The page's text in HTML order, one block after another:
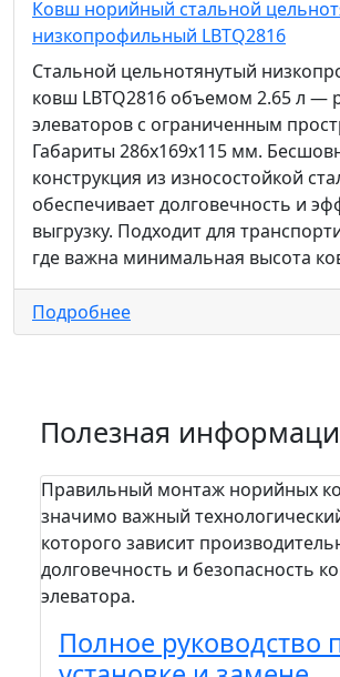
Ковш норийный стальной
низкопрофильный LBTQ2816
Стальной цельнотянутый
ковш LBTQ2816 объемом 2.65 л —
элеваторов с ограниченным
Габариты 286x169x115 мм.
конструкция из износостойкой
обеспечивает долговечность и
выгрузку. Подходит для
где важна минимальная высота
Подробнее
Полезная
Правильный монтаж норийных
значимо важный
которого зависит
долговечность и безопасность
элеватора.
Полное руководство